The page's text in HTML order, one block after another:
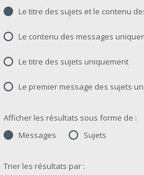
Le titre des sujets et le contenu
Le contenu des messages
Le titre des sujets uniquement
Le premier message des sujets
Afficher les résultats sous forme de :
Messages
Sujets
Trier les résultats par :